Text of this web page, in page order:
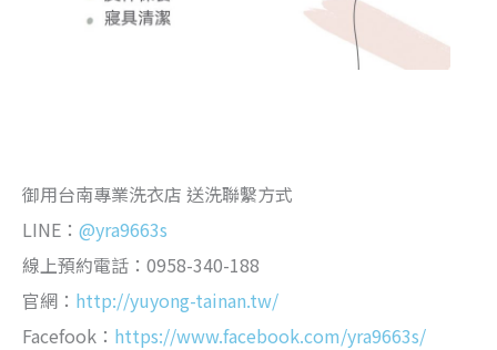
御用台南專業洗衣店 送洗聯繫方式
LINE： @yra9663s
線上預約電話：0958-340-188
官網： http://yuyong-tainan.tw/
Facefook： https://www.facebook.com/yra9663s/